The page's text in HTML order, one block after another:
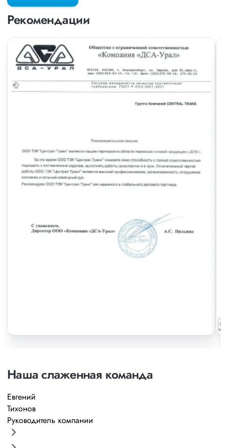
Рекомендации
Наша слаженная команда
Евгений
Тихонов
Руководитель компании